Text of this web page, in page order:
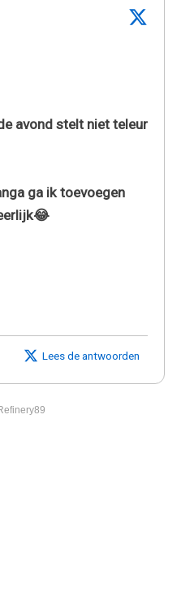
avond stelt niet teleur
ga ik toevoegen
Lees de antwoorden